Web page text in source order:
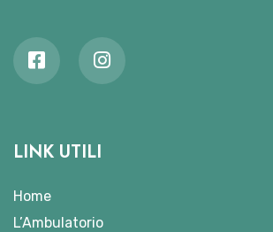
LINK UTILI
Home
L’Ambulatorio